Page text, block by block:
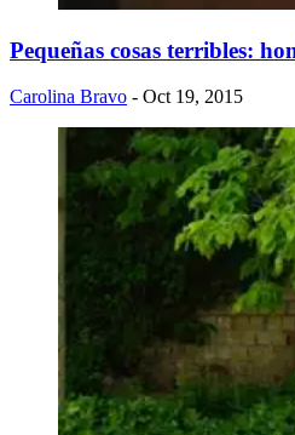
Pequeñas cosas terribles:
Carolina Bravo - Oct 19, 2015